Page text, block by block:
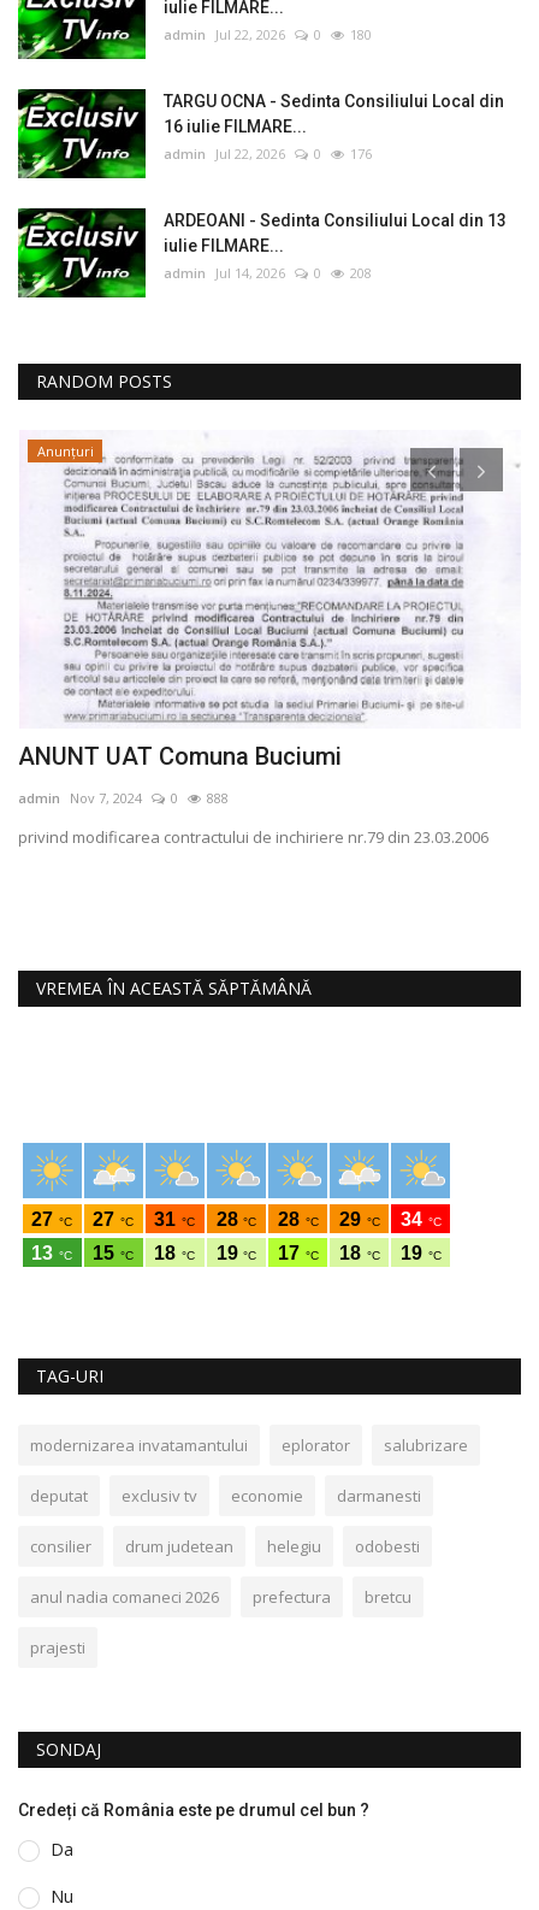
iulie FILMARE...
admin Jul 22, 2026 0 180
TARGU OCNA - Sedinta Consiliului Local din
16 iulie FILMARE...
admin Jul 22, 2026 0 176
ARDEOANI - Sedinta Consiliului Local din 13
iulie FILMARE...
admin Jul 14, 2026 0 208
RANDOM POSTS
Anunțuri
ANUNT UAT Comuna Buciumi
admin Nov 7, 2024 0 888
privind modificarea contractului de inchiriere nr.79 din 23.03.2006
VREMEA ÎN ACEASTĂ SĂPTĂMÂNĂ
TAG-URI
modernizarea invatamantului eplorator salubrizare
deputat exclusiv tv economie darmanesti
consilier drum judetean helegiu odobesti
anul nadia comaneci 2026 prefectura bretcu
prajesti
SONDAJ
Credeți că România este pe drumul cel bun ?
Da
Nu